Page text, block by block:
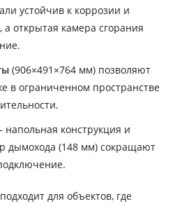
устойчив к коррозии и
открытая камера сгорания
(906×491×764 мм) позволяют
в ограниченном пространстве
конструкция и
дымохода (148 мм) сокращают
для объектов, где